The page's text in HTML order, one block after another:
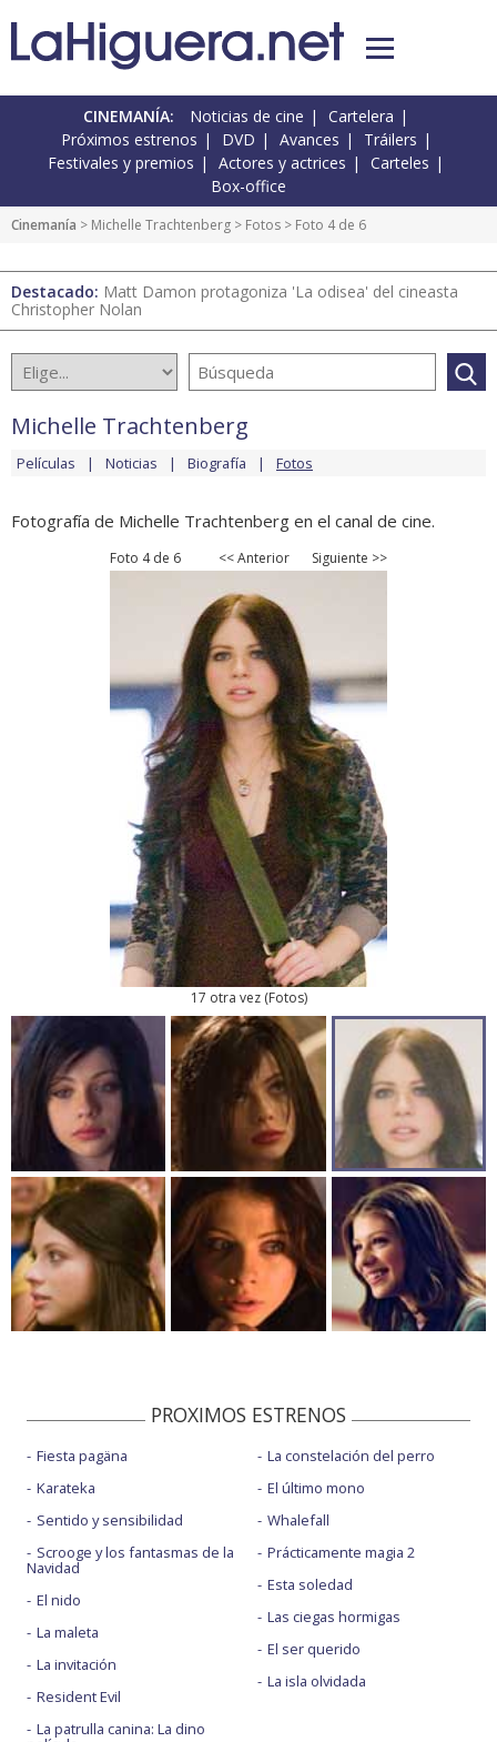
CINEMANÍA: Noticias de cine
Cartelera
Próximos estrenos
DVD Avances
Tráilers
Festivales y premios
Actores y actrices
Carteles
Box-office
Cinemanía > Michelle Trachtenberg > Fotos > Foto 4 de 6
Destacado: Matt Damon protagoniza 'La odisea' del cineasta
Christopher Nolan
Michelle Trachtenberg
Películas Noticias Biografía Fotos
Fotografía de Michelle Trachtenberg en el canal de cine.
Foto 4 de 6 << Anterior Siguiente >>
17 otra vez(Fotos)
PROXIMOS ESTRENOS
Fiesta pagäna
Karateka
Sentido y sensibilidad
Scrooge y los fantasmas de la
Navidad
El nido
La maleta
La invitación
Resident Evil
La patrulla canina: La dino
La constelación del perro
El último mono
Whalefall
Prácticamente magia 2
Esta soledad
Las ciegas hormigas
El ser querido
La isla olvidada